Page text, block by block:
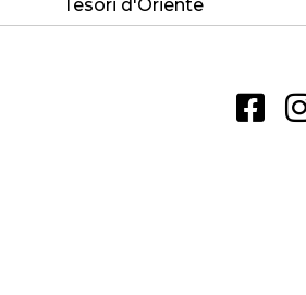
Tesori d'Oriente